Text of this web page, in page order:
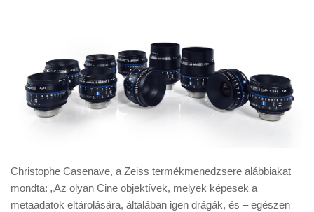
Christophe Casenave, a Zeiss termékmenedzsere alábbiakat
mondta: „Az olyan Cine objektívek, melyek képesek a
metaadatok eltárolására, általában igen drágák, és – egészen